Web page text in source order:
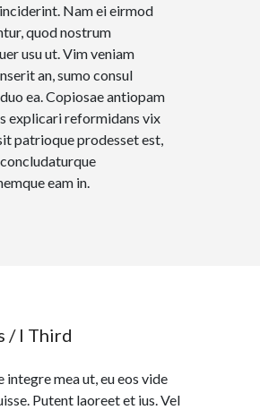
Nam ei eirmod
quod nostrum
usu ut. Vim veniam
an, sumo consul
ea. Copiosae antiopam
explicari reformidans vix
patrioque prodesset est,
eam in.
/ I Third
integre mea ut, eu eos vide
Putent laoreet et ius. Vel